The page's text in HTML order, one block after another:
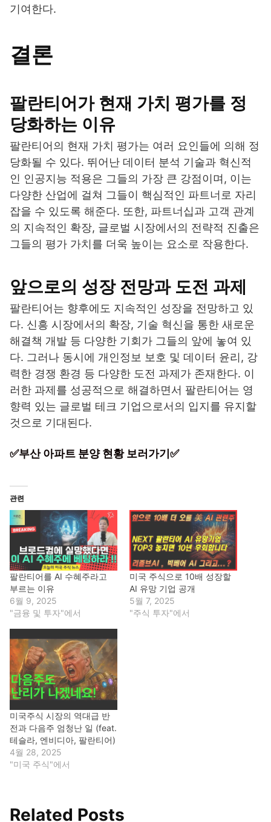
기여한다.
결론
팔란티어가 현재 가치 평가를 정
당화하는 이유
팔란티어의 현재 가치 평가는 여러 요인들에 의해 정
당화될 수 있다. 뛰어난 데이터 분석 기술과 혁신적
인 인공지능 적용은 그들의 가장 큰 강점이며, 이는
다양한 산업에 걸쳐 그들이 핵심적인 파트너로 자리
잡을 수 있도록 해준다. 또한, 파트너십과 고객 관계
의 지속적인 확장, 글로벌 시장에서의 전략적 진출은
그들의 평가 가치를 더욱 높이는 요소로 작용한다.
앞으로의 성장 전망과 도전 과제
팔란티어는 향후에도 지속적인 성장을 전망하고 있
다. 신흥 시장에서의 확장, 기술 혁신을 통한 새로운
해결책 개발 등 다양한 기회가 그들의 앞에 놓여 있
다. 그러나 동시에 개인정보 보호 및 데이터 윤리, 강
력한 경쟁 환경 등 다양한 도전 과제가 존재한다. 이
러한 과제를 성공적으로 해결하면서 팔란티어는 영
향력 있는 글로벌 테크 기업으로서의 입지를 유지할
것으로 기대된다.
✅부산 아파트 분양 현황 보러가기✅
관련
팔란티어를 AI 수혜주라고
부르는 이유
6월 9, 2025
"금융 및 투자"에서
미국 주식으로 10배 성장할
AI 유망 기업 공개
5월 7, 2025
"주식 투자"에서
미국주식 시장의 역대급 반
전과 다음주 엄청난 일 (feat.
테슬라, 엔비디아, 팔란티어)
4월 28, 2025
"미국 주식"에서
Related Posts